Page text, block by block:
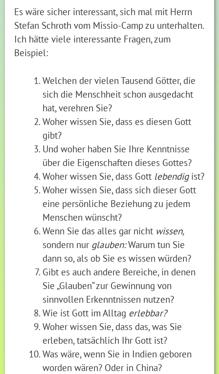
Es wäre sicher interessant, sich mal mit Herrn
Stefan Schroth vom Missio-Camp zu unterhalten.
Ich hätte viele interessante Fragen, zum
Beispiel:
Welchen der vielen Tausend Götter, die
sich die Menschheit schon ausgedacht
hat, verehren Sie?
Woher wissen Sie, dass es diesen Gott
gibt?
Und woher haben Sie Ihre Kenntnisse
über die Eigenschaften dieses Gottes?
Woher wissen Sie, dass Gott lebendig ist?
Woher wissen Sie, dass sich dieser Gott
eine persönliche Beziehung zu jedem
Menschen wünscht?
Wenn Sie das alles gar nicht wissen,
sondern nur glauben:Warum tun Sie
dann so, als ob Sie es wissen würden?
Gibt es auch andere Bereiche, in denen
Sie „Glauben“ zur Gewinnung von
sinnvollen Erkenntnissen nutzen?
Wie ist Gott im Alltag erlebbar?
Woher wissen Sie, dass das, was Sie
erleben, tatsächlich Ihr Gott ist?
Was wäre, wenn Sie in Indien geboren
worden wären? Oder in China?